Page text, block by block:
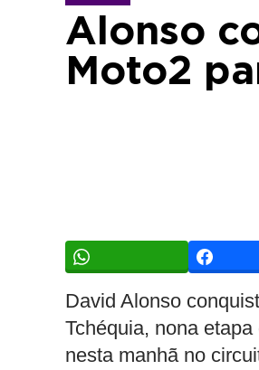
Alonso
Moto2
David Alonso
Tchéquia, nona
nesta manhã no